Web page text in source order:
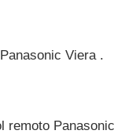
Viera .
remoto Panasonic